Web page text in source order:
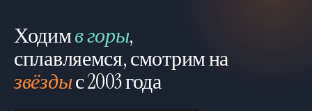
Ходимв горы,
сплавляемся, смотрим на
звёздыс 2003 года